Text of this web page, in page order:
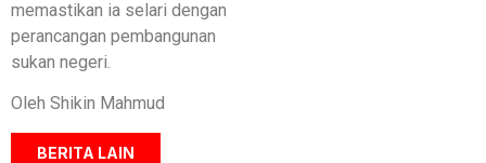
memastikan ia selari dengan
perancangan pembangunan
sukan negeri.
Oleh Shikin Mahmud
BERITA LAIN